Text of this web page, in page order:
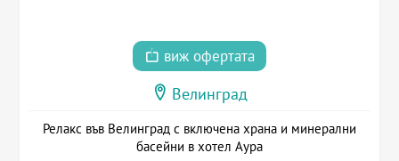
виж офертата
Велинград
Релакс във Велинград с включена храна и минерални
басейни в хотел Аура